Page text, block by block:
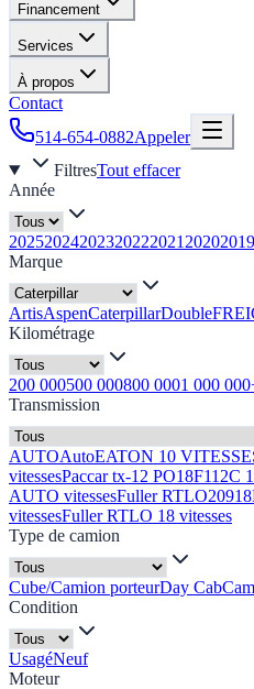
Financement
Services
À propos
Contact
514-654-0882Appeler
FiltresTout effacer
Année
20252024202320222021 20202019
Marque
ArtisAspenCaterpillarDouble
Kilométrage
200 000500 000800 0001 000
Transmission
AUTOAutoEATON 10
vitessesPaccar tx-12 PO18F112C
AUTO vitessesFuller
vitessesFuller RTLO 18 vitesses
Type de camion
Cube/Camion porteurDay Cab
Condition
UsagéNeuf
Moteur